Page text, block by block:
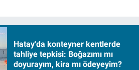
Hatay'da konteyner kentlerde
tahliye tepkisi: Boğazımı mı
doyurayım, kira mı ödeyeyim?